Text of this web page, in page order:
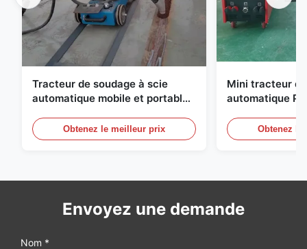
Tracteur de soudage à scie
automatique mobile et portable
automatique stable pour la
construction navale
Obtenez le meilleur prix
Mini tracteur
automatique
équipement de
Obtenez
Envoyez une demande
Nom *